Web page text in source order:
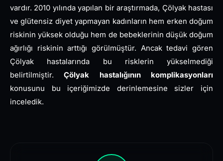
vardır. 2010 yılında yapılan bir araştırmada, Çölyak hastası
ve glütensiz diyet yapmayan kadınların hem erken doğum
riskinin yüksek olduğu hem de bebeklerinin düşük doğum
ağırlığı riskinin arttığı görülmüştür. Ancak tedavi gören
Çölyak hastalarında bu risklerin yükselmediği
belirtilmiştir.Çölyak hastalığının komplikasyonları
konusunu bu içeriğimizde derinlemesine sizler için
inceledik.